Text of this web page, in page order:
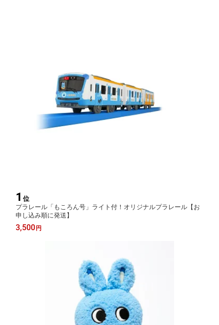
1 位
プラレール「もころん号」ライト付！オリジナルプラレール【お
申し込み順に発送】
3,500 円